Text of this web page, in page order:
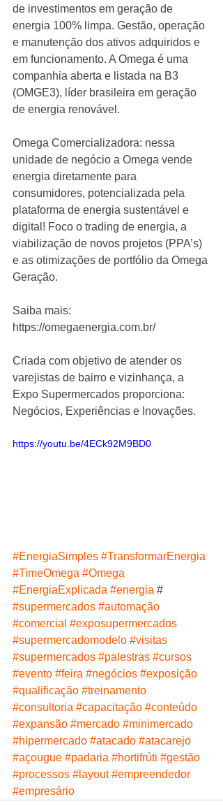
de investimentos em geração de
energia 100% limpa. Gestão, operação
e manutenção dos ativos adquiridos e
em funcionamento. A Omega é uma
companhia aberta e listada na B3
(OMGE3), líder brasileira em geração
de energia renovável.
Omega Comercializadora: nessa
unidade de negócio a Omega vende
energia diretamente para
consumidores, potencializada pela
plataforma de energia sustentável e
digital! Foco o trading de energia, a
viabilização de novos projetos (PPA’s)
e as otimizações de portfólio da Omega
Geração.
Saiba mais:
https://omegaenergia.com.br/
Criada com objetivo de atender os
varejistas de bairro e vizinhança, a
Expo Supermercados proporciona:
Negócios, Experiências e Inovações.
https://youtu.be/4ECk92M9BD0
#EnergiaSimples #TransformarEnergia
#TimeOmega #Omega
#EnergiaExplicada #energia #
#supermercados #automação
#comercial #exposupermercados
#supermercadomodelo #visitas
#supermercados #palestras #cursos
#evento #feira #negócios #exposição
#qualificação #treinamento
#consultoria #capacitação #conteúdo
#expansão #mercado #minimercado
#hipermercado #atacado #atacarejo
#açougue #padaria #hortifrúti #gestão
#processos #layout #empreendedor
#empresário